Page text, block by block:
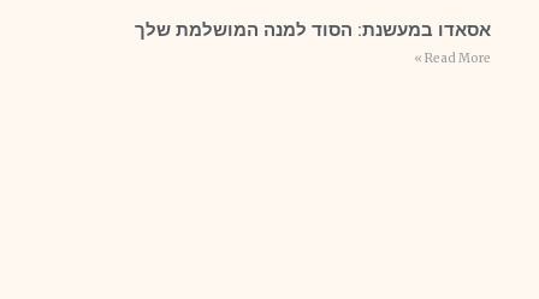
אסאדו במעשנת: הסוד למנה המושלמת שלך
Read More »